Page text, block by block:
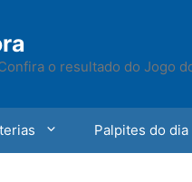
o resultado do Jogo
Palpites do dia